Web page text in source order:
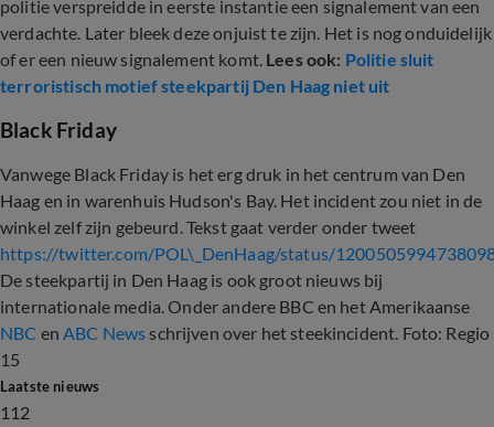
politie verspreidde in eerste instantie een signalement van een
verdachte. Later bleek deze onjuist te zijn. Het is nog onduidelijk
of er een nieuw signalement komt. Lees ook: Politie sluit
terroristisch motief steekpartij Den Haag niet uit
Black Friday
Vanwege Black Friday is het erg druk in het centrum van Den
Haag en in warenhuis Hudson's Bay. Het incident zou niet in de
winkel zelf zijn gebeurd. Tekst gaat verder onder tweet
https://twitter.com/POL\_DenHaag/status/
De steekpartij in Den Haag is ook groot nieuws bij
internationale media. Onder andere BBC en het Amerikaanse
NBC enABC News schrijven over het steekincident. Foto: Regio
15
Laatste nieuws
112